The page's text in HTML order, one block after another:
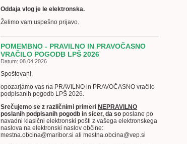
Oddaja vlog je le elektronska.
Želimo vam uspešno prijavo.
POMEMBNO - PRAVILNO IN PRAVOČASNO
VRAČILO POGODB LPŠ 2026
Datum: 08.04.2026
Spoštovani,
opozarjamo vas na PRAVILNO in PRAVOČASNO vračilo
podpisanih pogodb LPŠ 2026.
Srečujemo se z različnimi primeri NEPRAVILNO
poslanih podpisanih pogodb in sicer, da soposlane po
navadni klasični elektronski pošti z vašega elektronskega
naslova na elektronski naslov občine:
mestna.obcina@maribor.si ali mestna.obcina@vep.si